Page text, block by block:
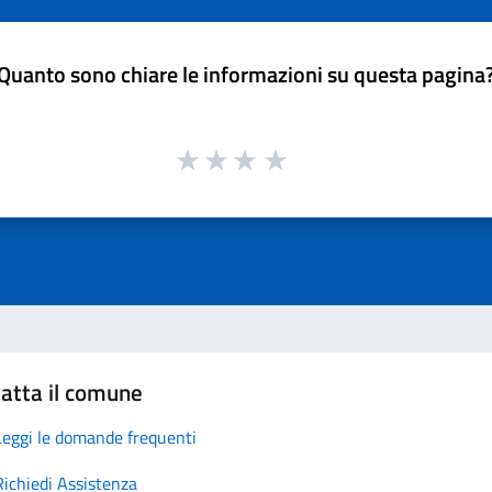
sono chiare le informazioni su questa
il comune
le domande frequenti
Assistenza